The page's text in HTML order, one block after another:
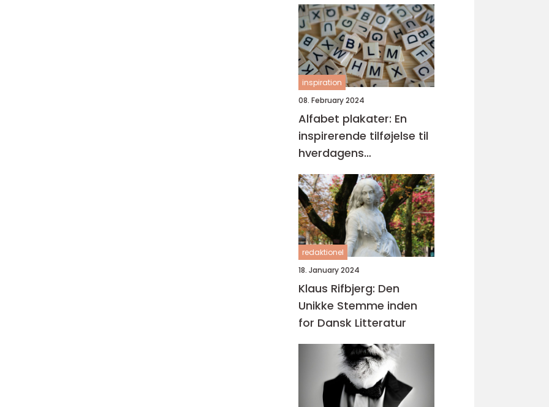
inspiration
08. February 2024
Alfabet plakater: En
inspirerende tilføjelse til
hverdagens
læringsmiljøer
redaktionel
18. January 2024
Klaus Rifbjerg: Den
Unikke Stemme inden
for Dansk Litteratur